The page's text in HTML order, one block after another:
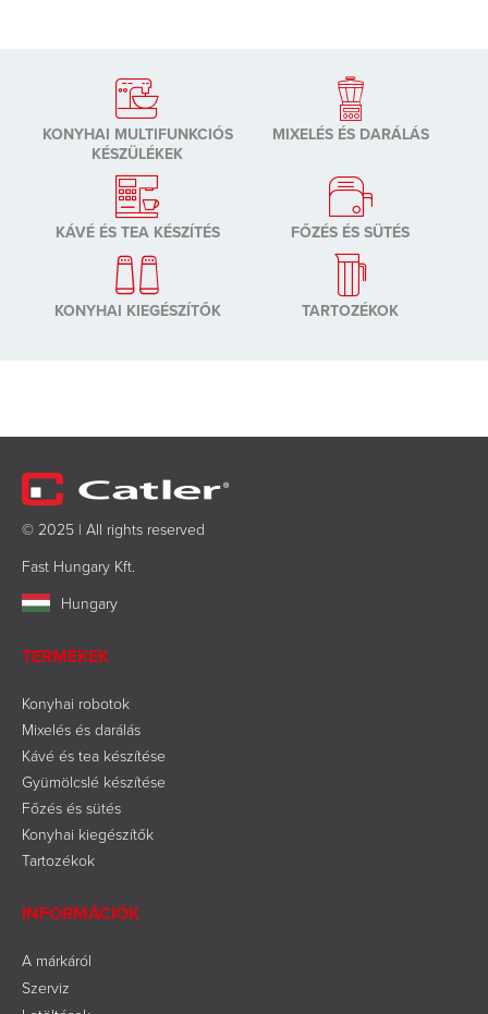
KONYHAI MULTIFUNKCIÓS
KÉSZÜLÉKEK
MIXELÉS ÉS DARÁLÁS
KÁVÉ ÉS TEA KÉSZÍTÉS FŐZÉS ÉS SÜTÉS
KONYHAI KIEGÉSZÍTŐK TARTOZÉKOK
© 2025 | All rights reserved
Fast Hungary Kft.
Hungary
TERMÉKEK
Konyhai robotok
Mixelés és darálás
Kávé és tea készítése
Gyümölcslé készítése
Főzés és sütés
Konyhai kiegészítők
Tartozékok
INFORMÁCIÓK
A márkáról
Szerviz